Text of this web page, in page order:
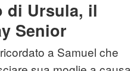
di Ursula, il
Senior
a Samuel che